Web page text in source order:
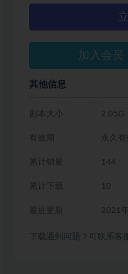
加入会员
其他信息
剧本大小 2.05G
有效期 永久有
累计销量 144
累计下载 10
最近更新 2021
下载遇到问题？可联系客